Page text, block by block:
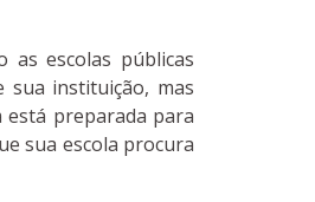
as escolas públicas
sua instituição, mas
está preparada para
sua escola procura